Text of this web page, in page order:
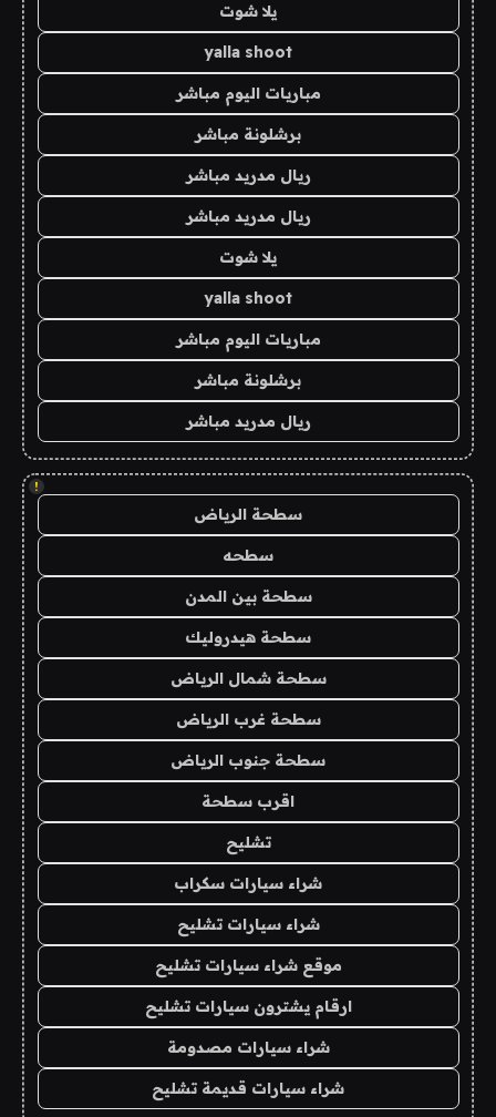
يلا شوت
yalla shoot
مباريات اليوم مباشر
برشلونة مباشر
ريال مدريد مباشر
ريال مدريد مباشر
يلا شوت
yalla shoot
مباريات اليوم مباشر
برشلونة مباشر
ريال مدريد مباشر
!
سطحة الرياض
سطحه
سطحة بين المدن
سطحة هيدروليك
سطحة شمال الرياض
سطحة غرب الرياض
سطحة جنوب الرياض
اقرب سطحة
تشليح
شراء سيارات سكراب
شراء سيارات تشليح
موقع شراء سيارات تشليح
ارقام يشترون سيارات تشليح
شراء سيارات مصدومة
شراء سيارات قديمة تشليح